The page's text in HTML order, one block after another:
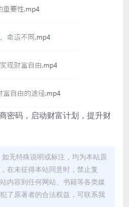
密码，启动财富计划，提升财
无特殊说明或标注，均为本站原
在未征得本站同意时，禁止复
内容到任何网站、书籍等各类媒
了原著者的合法权益，可联系我